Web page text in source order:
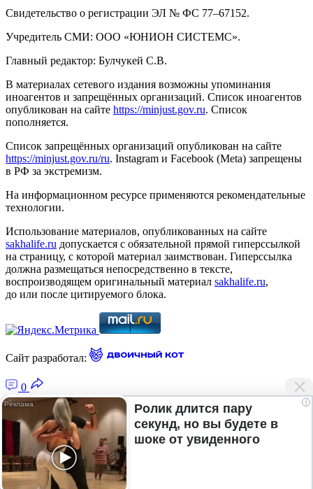
Свидетельство о регистрации ЭЛ № ФС 77–67152.
Учредитель СМИ: ООО «ЮНИОН СИСТЕМС».
Главный редактор: Булчукей С.В.
В материалах сетевого издания возможны упоминания
иноагентов и запрещённых организаций. Список иноагентов
опубликован на сайте https://minjust.gov.ru. Список
пополняется.
Список запрещённых организаций опубликован на сайте
https://minjust.gov.ru/ru. Instagram и Facebook (Metа) запрещены
в РФ за экстремизм.
На информационном ресурсе применяются рекомендательные
технологии.
Использование материалов, опубликованных на сайте
sakhalife.ru допускается с обязательной прямой гиперссылкой
на страницу, с которой материал заимствован. Гиперссылка
должна размещаться непосредственно в тексте,
воспроизводящем оригинальный материал sakhalife.ru,
до или после цитируемого блока.
Сайт разработал:
0
Главная — Новости Якутии и мира
Лента новостей
Рубрики
Подписка
i
Ролик длится пару
секунд, но вы будете в
шоке от увиденного